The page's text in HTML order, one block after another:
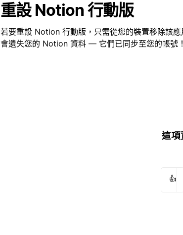
重設 Notion 行動版
若要重設 Notion 行動版，只需從您的裝置移除該
會遺失您的 Notion 資料 — 它們已同步至您的帳號！
這項
👍